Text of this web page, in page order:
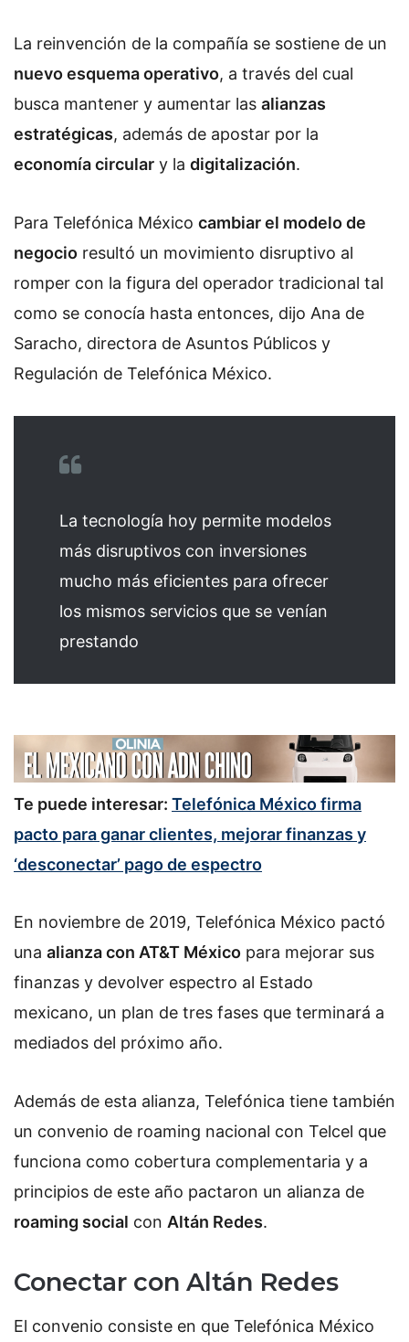
La reinvención de la compañía se sostiene de un
nuevo esquema operativo, a través del cual
busca mantener y aumentar las alianzas
estratégicas, además de apostar por la
economía circular y la digitalización.
Para Telefónica México cambiar el modelo de
negocio resultó un movimiento disruptivo al
romper con la figura del operador tradicional tal
como se conocía hasta entonces, dijo Ana de
Saracho, directora de Asuntos Públicos y
Regulación de Telefónica México.
La tecnología hoy permite modelos
más disruptivos con inversiones
mucho más eficientes para ofrecer
los mismos servicios que se venían
prestando
Te puede interesar: Telefónica México firma
pacto para ganar clientes, mejorar finanzas y
‘desconectar’ pago de espectro
En noviembre de 2019, Telefónica México pactó
una alianza con AT&T México para mejorar sus
finanzas y devolver espectro al Estado
mexicano, un plan de tres fases que terminará a
mediados del próximo año.
Además de esta alianza, Telefónica tiene también
un convenio de roaming nacional con Telcel que
funciona como cobertura complementaria y a
principios de este año pactaron un alianza de
roaming social con Altán Redes.
Conectar con Altán Redes
El convenio consiste en que Telefónica México